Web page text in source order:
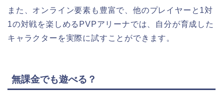
また、オンライン要素も豊富で、他のプレイヤーと1対
1の対戦を楽しめるPVPアリーナでは、自分が育成した
キャラクターを実際に試すことができます。
無課金でも遊べる？